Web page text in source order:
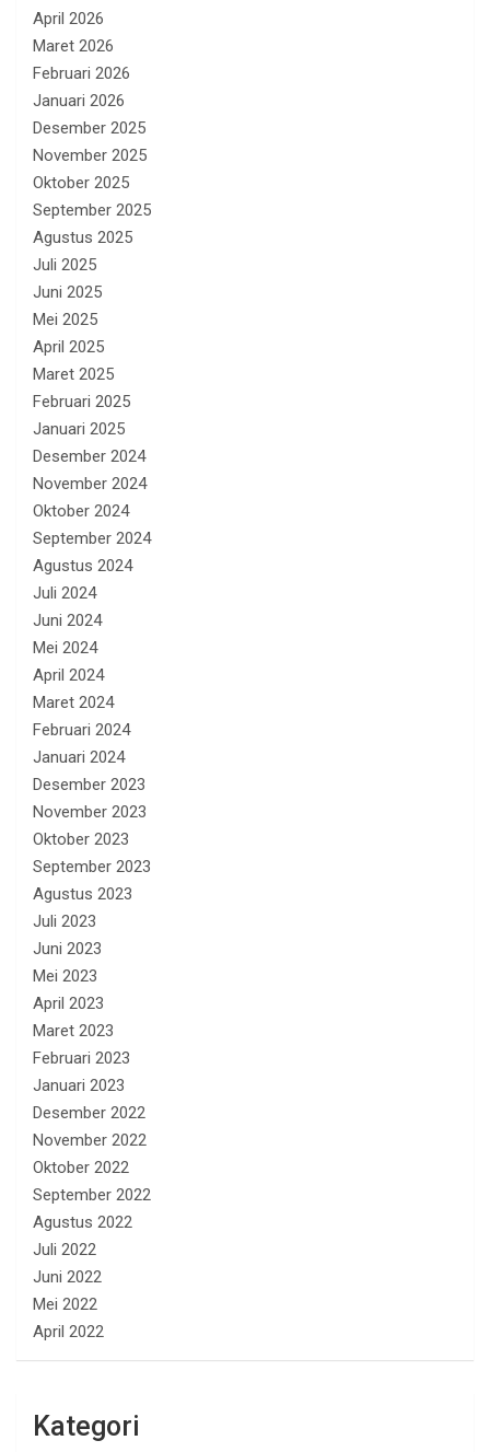
April 2026
Maret 2026
Februari 2026
Januari 2026
Desember 2025
November 2025
Oktober 2025
September 2025
Agustus 2025
Juli 2025
Juni 2025
Mei 2025
April 2025
Maret 2025
Februari 2025
Januari 2025
Desember 2024
November 2024
Oktober 2024
September 2024
Agustus 2024
Juli 2024
Juni 2024
Mei 2024
April 2024
Maret 2024
Februari 2024
Januari 2024
Desember 2023
November 2023
Oktober 2023
September 2023
Agustus 2023
Juli 2023
Juni 2023
Mei 2023
April 2023
Maret 2023
Februari 2023
Januari 2023
Desember 2022
November 2022
Oktober 2022
September 2022
Agustus 2022
Juli 2022
Juni 2022
Mei 2022
April 2022
Kategori